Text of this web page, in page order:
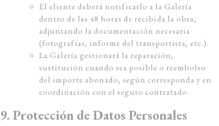
El cliente deberá notificarlo a la Galería
dentro de las 48 horas de recibida la obra,
adjuntando la documentación necesaria
(fotografías, informe del transportista, etc.).
La Galería gestionará la reparación,
sustitución cuando sea posible o reembolso
del importe abonado, según corresponda y en
coordinación con el seguro contratado.
9. Protección de Datos Personales